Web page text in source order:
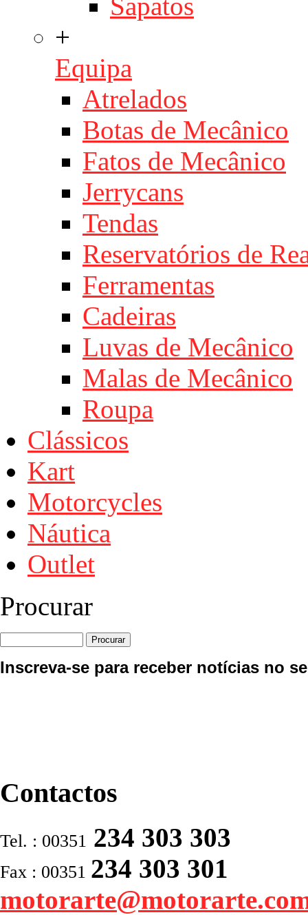
Sapatos
+
Equipa
Atrelados
Botas de Mecânico
Fatos de Mecânico
Jerrycans
Tendas
Reservatórios de
Ferramentas
Cadeiras
Luvas de Mecânico
Malas de Mecânico
Roupa
Clássicos
Kart
Motorcycles
Náutica
Outlet
Procurar
Inscreva-se para receber notícias no
Contactos
Tel. : 00351 234 303 303
Fax : 00351 234 303 301